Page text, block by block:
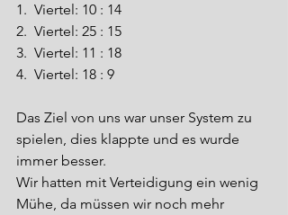
1.  Viertel: 10 : 14
2.  Viertel: 25 : 15
3.  Viertel: 11 : 18
4.  Viertel: 18 : 9
Das Ziel von uns war unser System zu
spielen, dies klappte und es wurde
immer besser.
Wir hatten mit Verteidigung ein wenig
Mühe, da müssen wir noch mehr